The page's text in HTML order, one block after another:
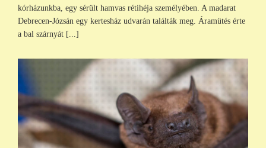
kórházunkba, egy sérült hamvas rétihéja személyében. A madarat
Debrecen-Józsán egy kertesház udvarán találták meg. Áramütés érte
a bal szárnyát [...]